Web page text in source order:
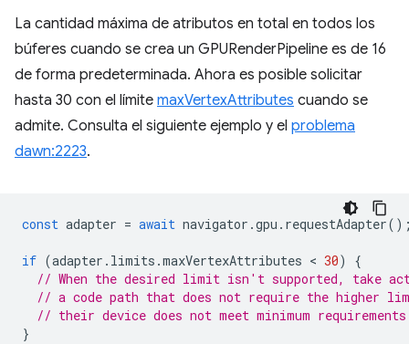
La cantidad máxima de atributos en total en todos los
búferes cuando se crea un GPURenderPipeline es de 16
de forma predeterminada. Ahora es posible solicitar
hasta 30 con el límite maxVertexAttributes cuando se
admite. Consulta el siguiente ejemplo y el problema
dawn:2223.
const adapter = await navigator .gpu . requestAdapter
if (adapter . limits .maxVertexAttributes < 30)
{
// When the desired limit isn't supported, take
// a code path that does not require the higher
// their device does not meet minimum
}